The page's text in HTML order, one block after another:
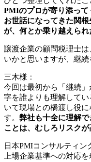
PMIのプロが寄り添って
お世話になってきた関
が、何とか乗り越えられ
譲渡企業の顧問税理士
いかと思いますが、継
三木様：
今回は最初から「継続
字を誰よりも理解して
いて現場との橋渡し役
す。 弊社も十全に理解
ことは、むしろリスクが
日本PMIコンサルティン
上場企業基準への対応